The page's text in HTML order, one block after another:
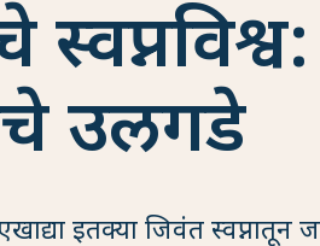
उलगडे
इतक्या जिवंत